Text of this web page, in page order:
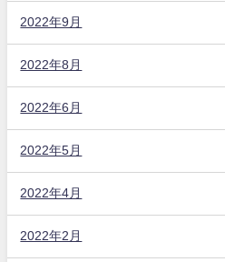
2022年9月
2022年8月
2022年6月
2022年5月
2022年4月
2022年2月